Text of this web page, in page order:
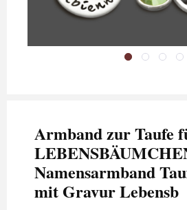
Armband zur Taufe
Namensarmband
mit Gravur Lebensb